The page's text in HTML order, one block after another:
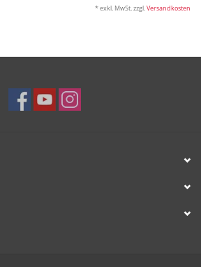
* exkl. MwSt. zzgl.Versandkosten